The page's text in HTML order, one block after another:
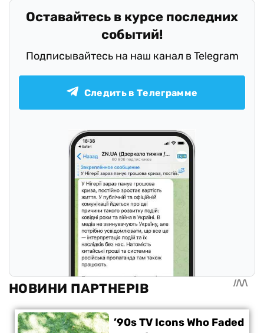
Оставайтесь в курсе последних
событий!
Подписывайтесь на наш канал в Telegram
Следить в Телеграмме